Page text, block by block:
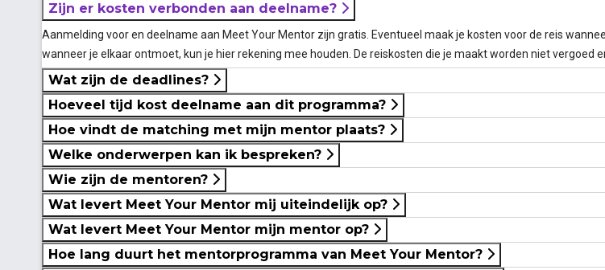
Zijn er kosten verbonden aan deelname?
Aanmelding voor en deelname aan Meet Your Mentor zijn gratis. Eventueel maak je kosten voor de reis
wanneer je elkaar ontmoet, kun je hier rekening mee houden. De reiskosten die je maakt worden niet vergoed
Wat zijn de deadlines?
Hoeveel tijd kost deelname aan dit programma?
Hoe vindt de matching met mijn mentor plaats?
Welke onderwerpen kan ik bespreken?
Wie zijn de mentoren?
Wat levert Meet Your Mentor mij uiteindelijk op?
Wat levert Meet Your Mentor mijn mentor op?
Hoe lang duurt het mentorprogramma van Meet Your Mentor?